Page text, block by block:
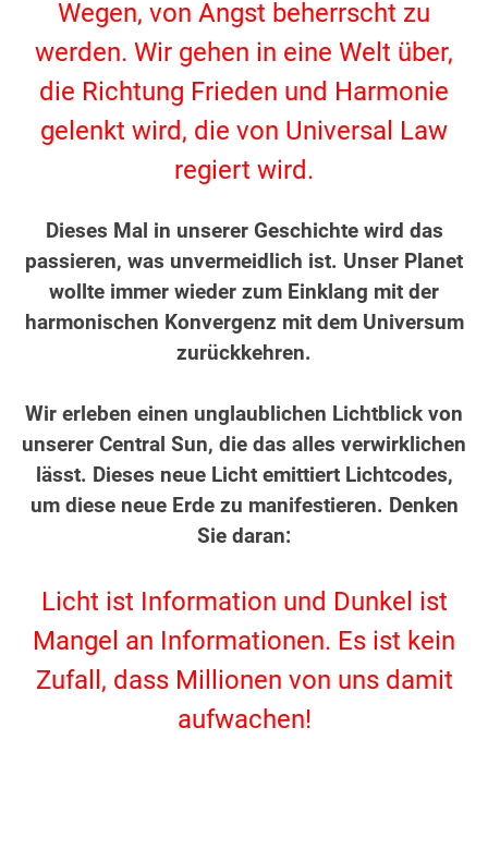
Wegen, von Angst beherrscht zu
werden. Wir gehen in eine Welt über,
die Richtung Frieden und Harmonie
gelenkt wird, die von Universal Law
regiert wird.
Dieses Mal in unserer Geschichte wird das
passieren, was unvermeidlich ist. Unser Planet
wollte immer wieder zum Einklang mit der
harmonischen Konvergenz mit dem Universum
zurückkehren.
Wir erleben einen unglaublichen Lichtblick von
unserer Central Sun, die das alles verwirklichen
lässt. Dieses neue Licht emittiert Lichtcodes,
um diese neue Erde zu manifestieren. Denken
Sie daran:
Licht ist Information und Dunkel ist
Mangel an Informationen. Es ist kein
Zufall, dass Millionen von uns damit
aufwachen!